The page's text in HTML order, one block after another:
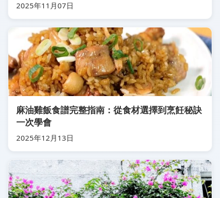
2025年11月07日
麻油雞飯食譜完整指南：從食材選擇到烹飪秘訣
一次學會
2025年12月13日